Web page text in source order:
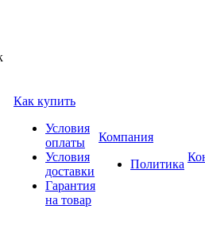
Как купить
Условия
оплаты
Условия
доставки
Гарантия
на товар
Компания
Политика